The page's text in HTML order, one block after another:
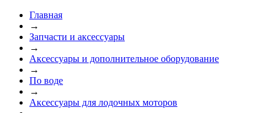
Главная
→
Запчасти и аксессуары
→
Аксессуары и дополнительное оборудование
→
По воде
→
Аксессуары для лодочных моторов